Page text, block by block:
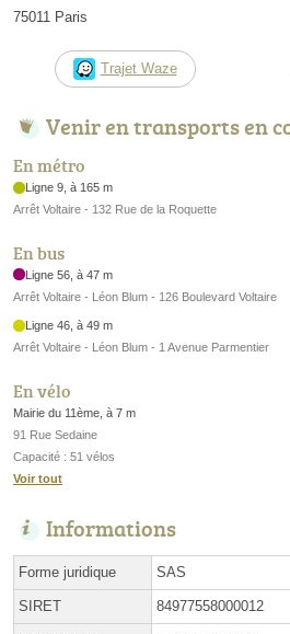
75011 Paris
Trajet Waze
Venir en transports en
En métro
Ligne 9, à 165 m
Arrêt Voltaire - 132 Rue de la Roquette
En bus
Ligne 56, à 47 m
Arrêt Voltaire - Léon Blum - 126 Boulevard Voltaire
Ligne 46, à 49 m
Arrêt Voltaire - Léon Blum - 1 Avenue Parmentier
En vélo
Mairie du 11ème, à 7 m
91 Rue Sedaine
Capacité : 51 vélos
Voir tout
Informations
Forme juridique SAS
SIRET 84977558000012